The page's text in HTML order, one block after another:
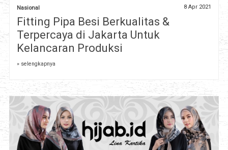
Nasional 8 Apr 2021
Fitting Pipa Besi Berkualitas &
Terpercaya di Jakarta Untuk
Kelancaran Produksi
» selengkapnya